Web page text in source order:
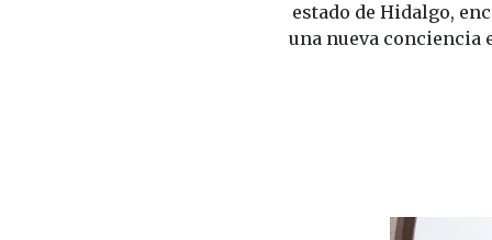
estado de Hidalgo,
una nueva conciencia